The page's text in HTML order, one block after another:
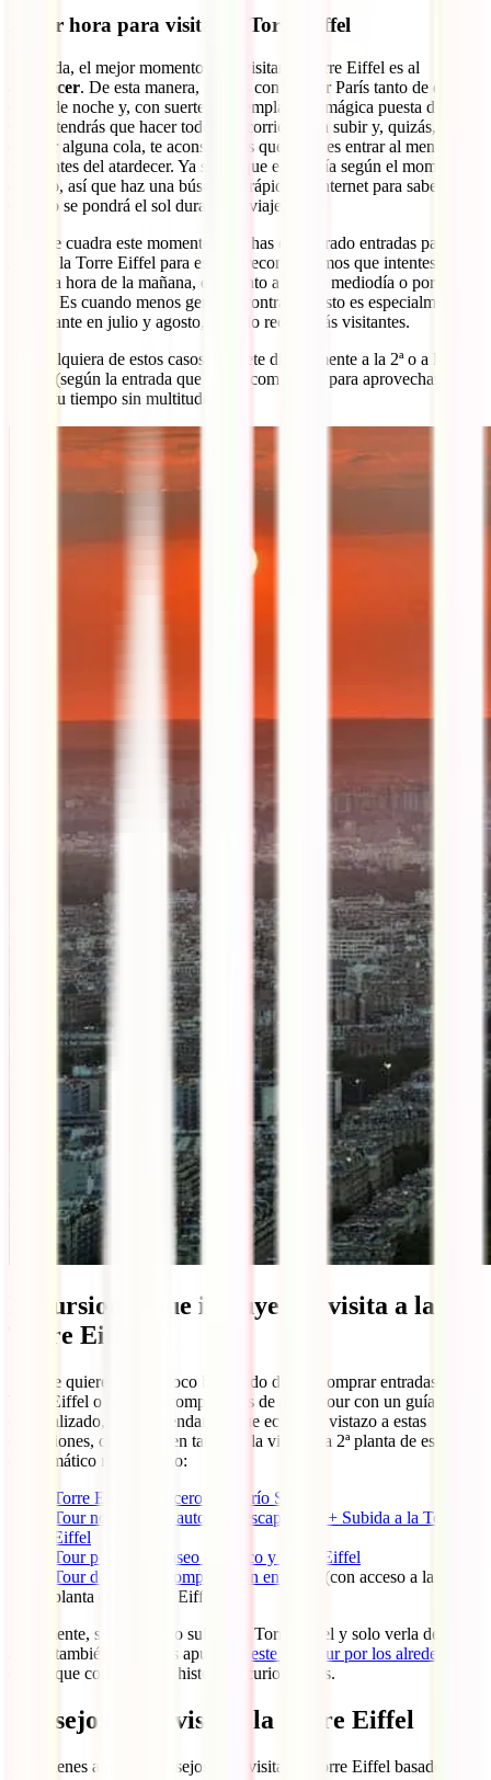
Mejor hora para visitar la Torre Eiffel
Sin duda, el mejor momento para visitar la Torre Eiffel es al
atardecer. De esta manera, podrás contemplar París tanto de día
como de noche y, con suerte, contemplar una mágica puesta de sol.
Como tendrás que hacer todo el recorrido para subir y, quizás,
esperar alguna cola, te aconsejamos que intentes entrar al menos 1
hora antes del atardecer. Ya sabes que este varía según el momento
del año, así que haz una búsqueda rápida en internet para saber
cuándo se pondrá el sol durante tu viaje.
Si no te cuadra este momento o no has encontrado entradas para
subir a la Torre Eiffel para este, te recomendamos que intentes ir a
primera hora de la mañana, en cuanto abran, a mediodía o por la
noche. Es cuando menos gente encontrarás. Esto es especialmente
importante en julio y agosto, cuando recibe más visitantes.
En cualquiera de estos casos, dirígete directamente a la 2ª o a la 3ª
planta (según la entrada que hayas comprado) para aprovechar
mejor tu tiempo sin multitudes.
Excursiones que incluyen la visita a la
Torre Eiffel
Si no te quieres volver loco buscando dónde comprar entradas a la
Torre Eiffel o quieres acompañarlas de algún tour con un guía
especializado, te recomendamos que eches un vistazo a estas
excursiones, que incluyen también la visita a la 2ª planta de este
emblemático monumento:
Torre Eiffel + crucero por el río Sena
Tour nocturno en autobús descapotable + Subida a la Torre
Eiffel
Tour por París, paseo en barco y Torre Eiffel
Tour de París al completo con entradas
(con acceso a la 2ª
planta de la Torre Eiffel)
Finalmente, si decides no subir a la Torre Eiffel y solo verla desde
abajo, también te puedes apuntar a este free tour por los alrededores
con el que conocerás su historia y curiosidades.
Consejos para visitar la Torre Eiffel
Aquí tienes algunos consejos para visitar la Torre Eiffel basados en